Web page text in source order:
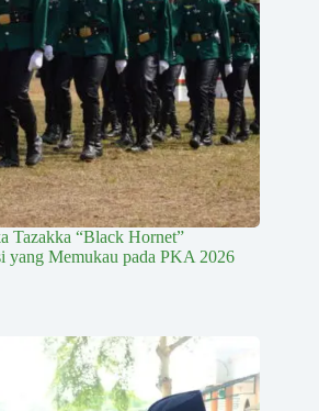
Tazakka “Black Hornet”
Memukau pada PKA 2026